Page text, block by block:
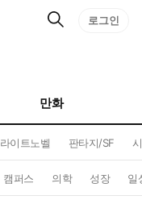
검
로그인
만화
라이트노벨 판타지/SF
캠퍼스 의학 성장 일